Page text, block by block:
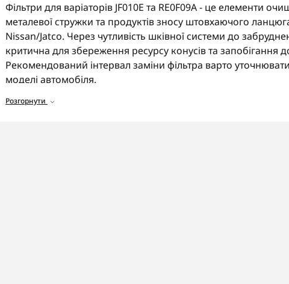
Фільтри для варіаторів JF010E та RE0F09A - це елементи
металевої стружки та продуктів зносу штовхаючого
Nissan/Jatco. Через чутливість шківної системи до
критична для збереження ресурсу конусів та запобігання
Рекомендований інтервал заміни фільтра варто
моделі автомобіля.
Асортимент фільтрів
Розгорнути